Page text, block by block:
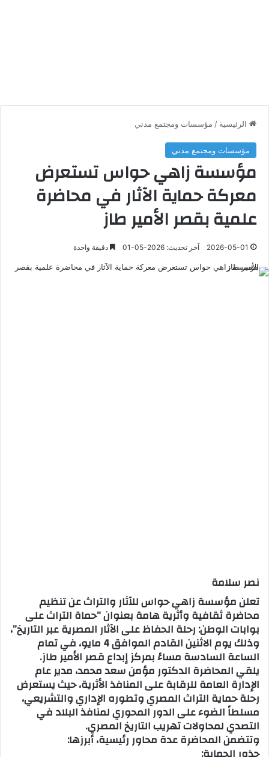
الرئيسية / مؤسسات ومجتمع مدني
مؤسسات ومجتمع مدني
مؤسسة زاهي حواس تستعرض
معركة حماية الآثار في محاضرة
علمية بقصر الأمير طاز
2026-05-01 آخر تحديث: 2026-05-01 دقيقة واحدة
نصر سلامة
تعلن مؤسسة زاهي حواس للآثار والتراث عن تنظيم
محاضرة ثقافية وأثرية هامة بعنوان “حماة التراث على
بوابات الوطن: رحلة الحفاظ على الآثار المصرية عبر التاريخ”،
وذلك يوم الاثنين القادم الموافق 4 مايو، في تمام
الساعة السادسة مساءً بمركز إبداع قصر الأمير طاز.
يلقي المحاضرة الدكتور مؤمن سعد محمد، مدير عام
الإدارة العامة للرقابة على المنافذ الأثرية، حيث يستعرض
رحلة حماية التراث المصري وتطوره الإداري والتشريعي،
مسلطاً الضوء على الدور المحوري لمنافذ البلاد في
التصدي لمحاولات تهريب التاريخ المصري.
وتتضمن المحاضرة عدة محاور رئيسية، أبرزها: